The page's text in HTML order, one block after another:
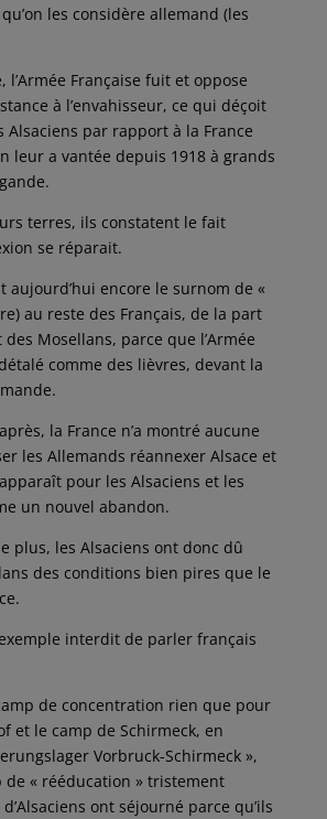
les considère allemand (les
l’Armée Française fuit et oppose
à l’envahisseur, ce qui déçoit
Alsaciens par rapport à la France
leur a vantée depuis 1918 à grands
terres, ils constatent le fait
se réparait.
aujourd’hui encore le surnom de «
au reste des Français, de la part
des Mosellans, parce que l’Armée
comme des lièvres, devant la
la France n’a montré aucune
les Allemands réannexer Alsace et
pour les Alsaciens et les
un nouvel abandon.
plus, les Alsaciens ont donc dû
des conditions bien pires que le
interdit de parler français
de concentration rien que pour
et le camp de Schirmeck, en
Vorbruck-Schirmeck »,
« rééducation » tristement
ont séjourné parce qu’ils